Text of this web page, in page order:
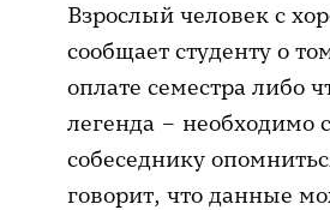
Взрослый человек с
сообщает студенту о
оплате семестра либо
легенда – необходимо
собеседнику
говорит, что данные